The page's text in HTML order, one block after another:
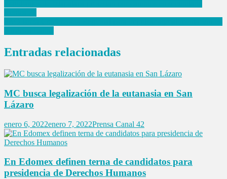
Navegación
de
entradas
Entradas relacionadas
MC busca legalización de la eutanasia en San
Lázaro
enero 6, 2022enero 7, 2022Prensa Canal 42
En Edomex definen terna de candidatos para
presidencia de Derechos Humanos